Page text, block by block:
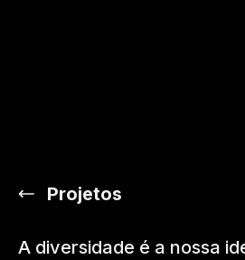
Projetos
A diversidade é a nossa